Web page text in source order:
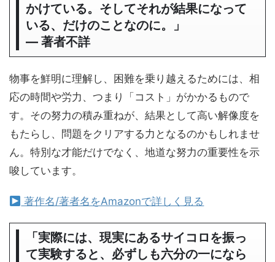
かけている。そしてそれが結果になって
いる、だけのことなのに。」
― 著者不詳
物事を鮮明に理解し、困難を乗り越えるためには、相
応の時間や労力、つまり「コスト」がかかるもので
す。その努力の積み重ねが、結果として高い解像度を
もたらし、問題をクリアする力となるのかもしれませ
ん。特別な才能だけでなく、地道な努力の重要性を示
唆しています。
著作名/著者名をAmazonで詳しく見る
「実際には、現実にあるサイコロを振っ
て実験すると、必ずしも六分の一になら